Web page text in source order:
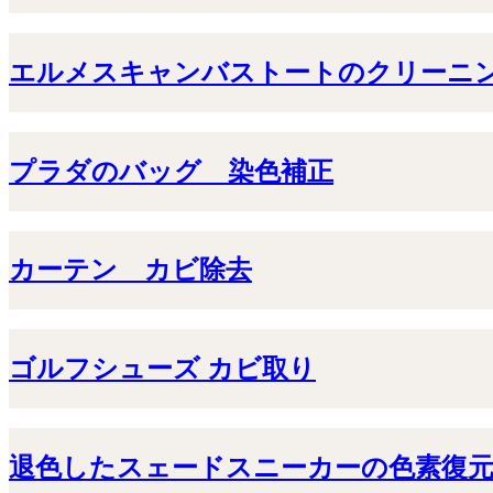
エルメスキャンバストートのクリーニ
プラダのバッグ 染色補正
カーテン カビ除去
ゴルフシューズ カビ取り
退色したスェードスニーカーの色素復元